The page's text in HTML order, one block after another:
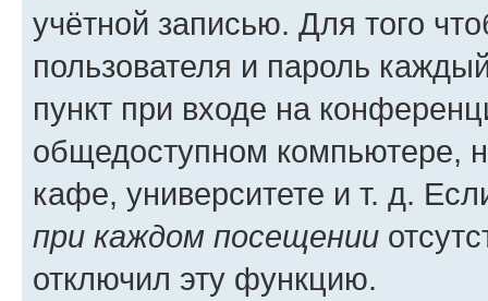
учётной записью. Для того
пользователя и пароль
пункт при входе на
общедоступном компьютере,
кафе, университете и т. д.
при каждом посещении
отключил эту функцию.